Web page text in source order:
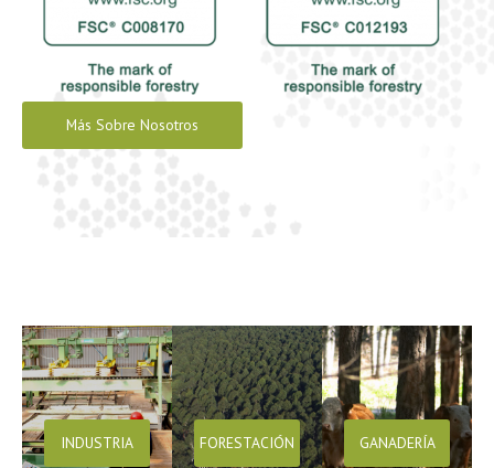
Más Sobre Nosotros
INDUSTRIA FORESTACIÓN GANADERÍA